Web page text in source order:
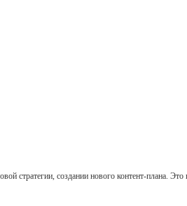
стратегии, создании нового контент-плана.